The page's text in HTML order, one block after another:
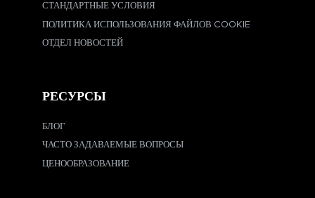
СТАНДАРТНЫЕ УСЛОВИЯ
ПОЛИТИКА ИСПОЛЬЗОВАНИЯ ФАЙЛОВ COOKIE
ОТДЕЛ НОВОСТЕЙ
РЕСУРСЫ
БЛОГ
ЧАСТО ЗАДАВАЕМЫЕ ВОПРОСЫ
ЦЕНООБРАЗОВАНИЕ